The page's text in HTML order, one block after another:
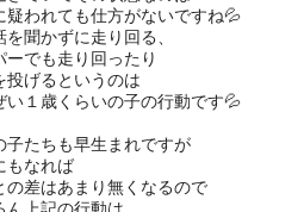
疑われても仕方がないですね💦
を聞かずに走り回る、
ーでも走り回ったり
投げるというのは
い１歳くらいの子の行動です💦
子たちも早生まれですが
もなれば
の差はあまり無くなるので